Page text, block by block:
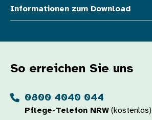
Informationen zum Download
So erreichen Sie uns
0800 4040 044
Pflege-Telefon NRW (kostenlos)